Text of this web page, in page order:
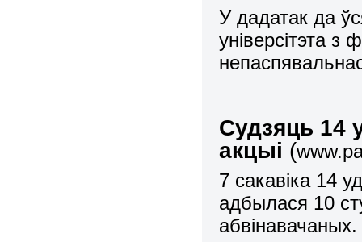
У дадатак да
унiверсiтэта з
Судзяць 14
акцыi (
7 сакавiка 14
адбылася 10
абвінавачаных.